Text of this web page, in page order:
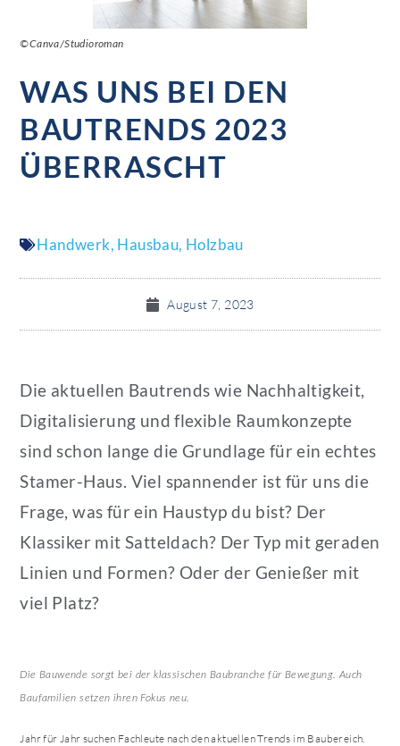
©Canva/Studioroman
WAS UNS BEI DEN
BAUTRENDS 2023
ÜBERRASCHT
Handwerk, Hausbau, Holzbau
August 7, 2023
Die aktuellen Bautrends wie Nachhaltigkeit,
Digitalisierung und flexible Raumkonzepte
sind schon lange die Grundlage für ein echtes
Stamer-Haus. Viel spannender ist für uns die
Frage, was für ein Haustyp du bist? Der
Klassiker mit Satteldach? Der Typ mit geraden
Linien und Formen? Oder der Genießer mit
viel Platz?
Die Bauwende sorgt bei der klassischen Baubranche für Bewegung. Auch
Baufamilien setzen ihren Fokus neu.
Jahr für Jahr suchen Fachleute nach den aktuellen Trends im Baubereich.